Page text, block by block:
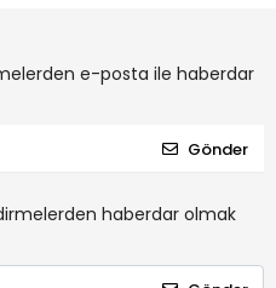
e-posta ile haberdar
Gönder
haberdar olmak